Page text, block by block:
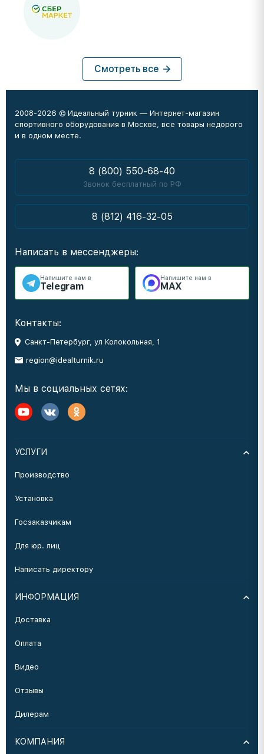
Смотреть все
2008-2026 © Идеальный турник — Интернет-магазин
спортивного оборудования в Москве, все товары недорого
и в одном месте.
8 (800) 550-68-40
Звонок бесплатный по РФ
8 (812) 416-32-05
Написать в мессенджеры:
Напишите нам в
Telegram
Напишите нам в
MAX
Контакты:
Санкт-Петербург, ул Колокольная, 1
region@idealturnik.ru
Мы в социальных сетях:
УСЛУГИ
Производство
Установка
Госзаказчикам
Для юр. лиц
Написать директору
ИНФОРМАЦИЯ
Доставка
Оплата
Видео
Отзывы
Дилерам
КОМПАНИЯ